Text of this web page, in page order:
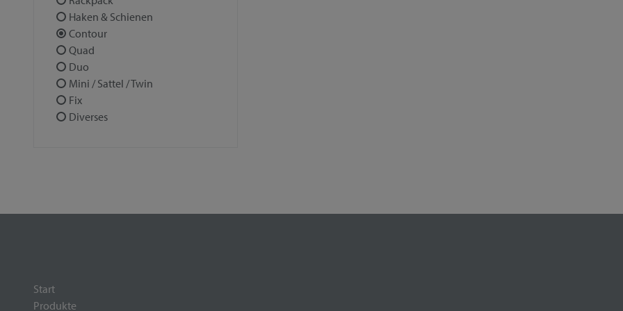
Haken & Schienen
Contour
Quad
Duo
Mini / Sattel / Twin
Fix
Diverses
Start
Produkte